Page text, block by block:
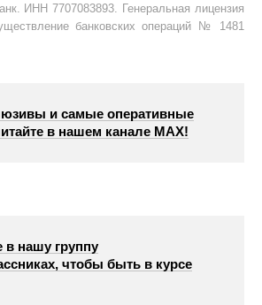
ИНН 7707083893. Генеральная лицензия
банковских операций № 1481
и самые оперативные
в нашем канале МАХ!
в нашу группу
чтобы быть в курсе